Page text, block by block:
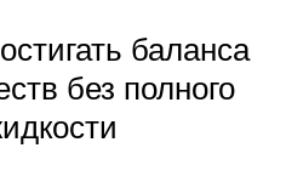
баланса
без полного